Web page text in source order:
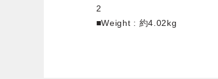
2
■Weight : 約4.02kg